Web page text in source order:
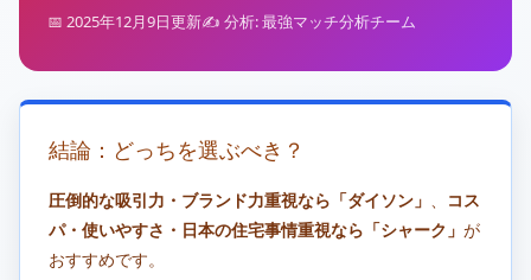
📅 2025年12月9日更新✍️ 分析: 最強マッチ分析チーム
結論：どっちを選ぶべき？
圧倒的な吸引力・ブランド力重視なら「ダイソン」
コス
パ・使いやすさ・日本の住宅事情重視なら「シャーク」 が
おすすめです。